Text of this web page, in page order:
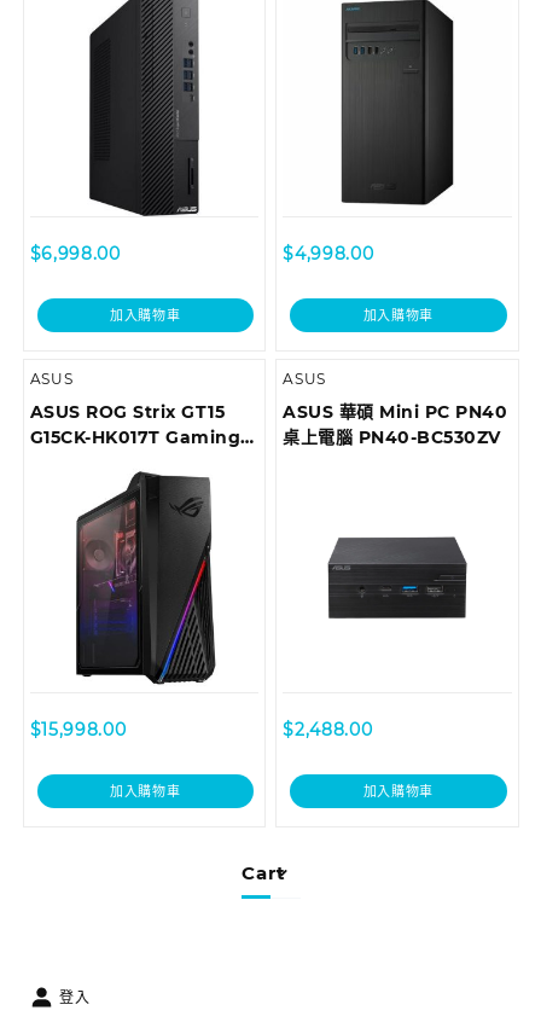
Cart
$6,998.00
加入購物車
$4,998.00
加入購物車
ASUS
ASUS ROG Strix GT15
G15CK-HK017T Gaming
$15,998.00
加入購物車
ASUS
ASUS 華碩 Mini PC PN40
桌上電腦 PN40-BC530ZV
$2,488.00
加入購物車
登入